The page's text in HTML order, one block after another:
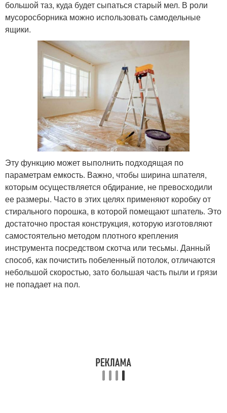
большой таз, куда будет сыпаться старый мел. В роли
мусоросборника можно использовать самодельные
ящики.
Эту функцию может выполнить подходящая по
параметрам емкость. Важно, чтобы ширина шпателя,
которым осуществляется обдирание, не превосходили
ее размеры. Часто в этих целях применяют коробку от
стирального порошка, в которой помещают шпатель. Это
достаточно простая конструкция, которую изготовляют
самостоятельно методом плотного крепления
инструмента посредством скотча или тесьмы. Данный
способ, как почистить побеленный потолок, отличаются
небольшой скоростью, зато большая часть пыли и грязи
не попадает на пол.